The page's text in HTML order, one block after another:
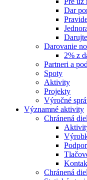
Dar
Darovanie
2% z
Partneri a
Spoty
Aktivity
Projekty
Výročné
Významné aktivity
Chránená
Chránená